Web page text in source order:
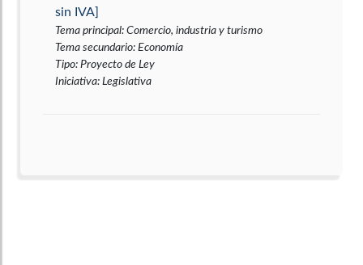
sin IVA]
Tema principal: Comercio, industria y turismo
Tema secundario: Economía
Tipo: Proyecto de Ley
Iniciativa: Legislativa